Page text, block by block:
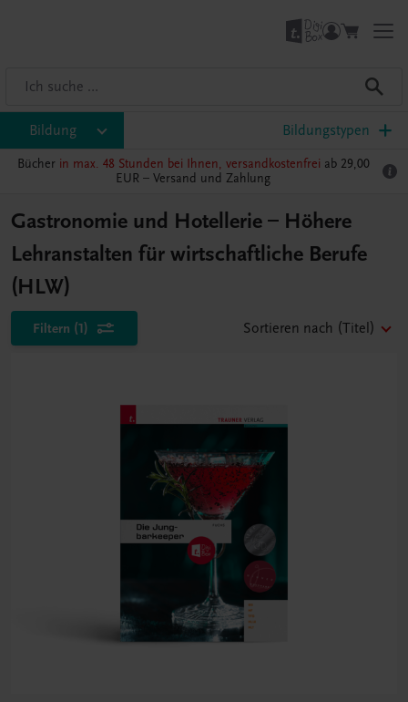
Bildung Bildungstypen
Bücher in max. 48 Stunden bei Ihnen, versandkostenfrei ab 29,00
EUR – Versand und Zahlung
Gastronomie und Hotellerie – Höhere
Lehranstalten für wirtschaftliche Berufe
(HLW)
Filtern (1) Sortieren nach (Titel)